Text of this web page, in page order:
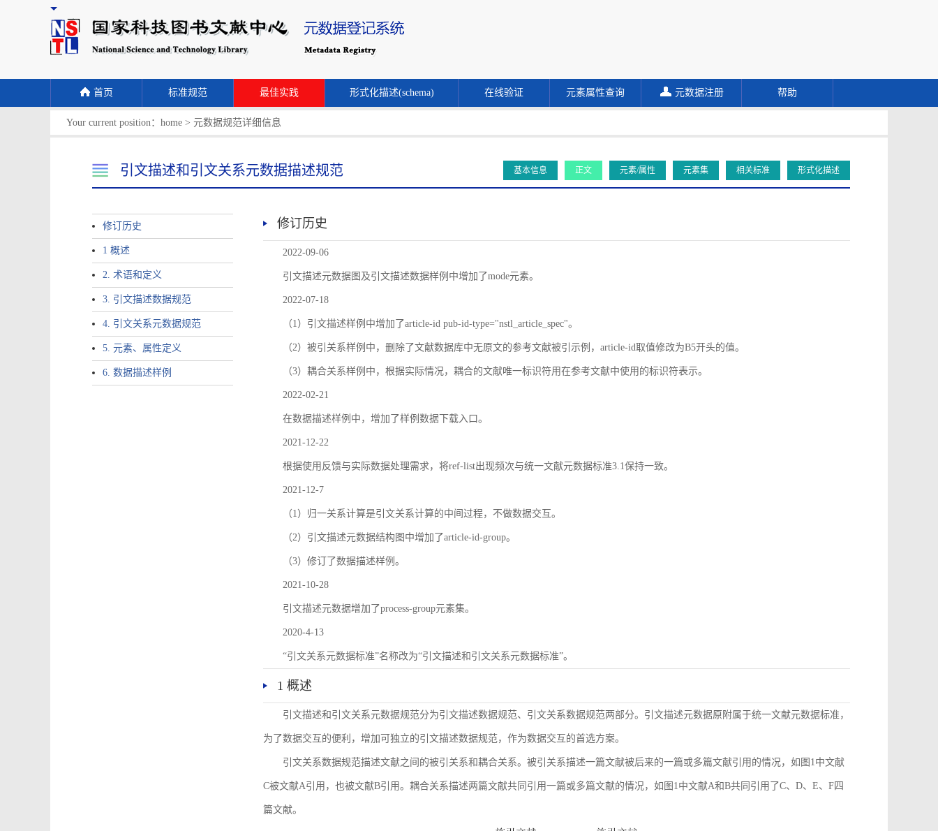
首页 标准规范 最佳实践 形式化描述(schema) 在线验证 元素属性查询 元数据注册 帮助
Your current position： home > 元数据规范详细信息
引文描述和引文关系元数据描述规范 基本信息 正文 元素/属性 元素集 相关标准 形式化描述
修订历史
1 概述
2. 术语和定义
3. 引文描述数据规范
4. 引文关系元数据规范
5. 元素、属性定义
6. 数据描述样例
修订历史
2022-09-06
引文描述元数据图及引文描述数据样例中增加了mode元素。
2022-07-18
（1）引文描述样例中增加了article-id pub-id-type="nstl_article_spec"。
（2）被引关系样例中，删除了文献数据库中无原文的参考文献被引示例，article-id取值修改为B5开头的值。
（3）耦合关系样例中，根据实际情况，耦合的文献唯一标识符用在参考文献中使用的标识符表示。
2022-02-21
在数据描述样例中，增加了样例数据下载入口。
2021-12-22
根据使用反馈与实际数据处理需求，将ref-list出现频次与统一文献元数据标准3.1保持一致。
2021-12-7
（1）归一关系计算是引文关系计算的中间过程，不做数据交互。
（2）引文描述元数据结构图中增加了article-id-group。
（3）修订了数据描述样例。
2021-10-28
引文描述元数据增加了process-group元素集。
2020-4-13
“引文关系元数据标准”名称改为“引文描述和引文关系元数据标准”。
1 概述
引文描述和引文关系元数据规范分为引文描述数据规范、引文关系数据规范两部分。引文描述元数据原附属于统一文献元数据标准，
为了数据交互的便利，增加可独立的引文描述数据规范，作为数据交互的首选方案。
引文关系数据规范描述文献之间的被引关系和耦合关系。被引关系描述一篇文献被后来的一篇或多篇文献引用的情况，如图1中文献
C被文献A引用，也被文献B引用。耦合关系描述两篇文献共同引用一篇或多篇文献的情况，如图1中文献A和B共同引用了C、D、E、F四
篇文献。